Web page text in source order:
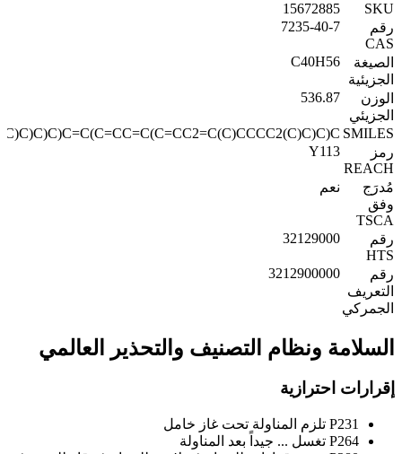
SKU
15672885
رقم
CAS
7235-40-7
الصيغة
الجزيئية
C40H56
الوزن
الجزيئي
536.87
SMILES
رمز
REACH
Y113
مُدرَج
وفق
TSCA
نعم
رقم
HTS
32129000
رقم
التعريف
الجمركي
3212900000
السلامة ونظام التصنيف والتحذير العالمي
إقرارات احترازية
P231 تلزم المناولة تحت غاز خامل
P264 تغسل ... جيداً بعد المناولة